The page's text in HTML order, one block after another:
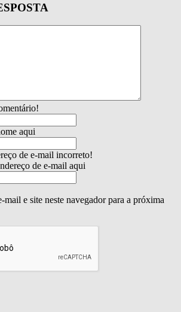
aqui
de e-mail incorreto!
de e-mail aqui
mail e site neste navegador para a próxima